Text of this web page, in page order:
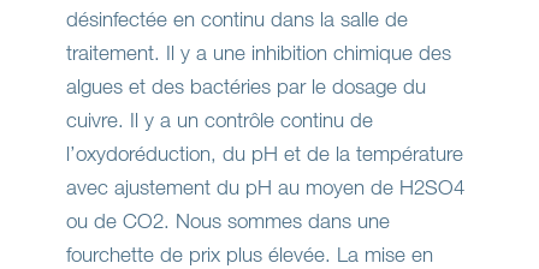
désinfectée en continu dans la salle de
traitement. Il y a une inhibition chimique des
algues et des bactéries par le dosage du
cuivre. Il y a un contrôle continu de
l’oxydoréduction, du pH et de la température
avec ajustement du pH au moyen de H2SO4
ou de CO2. Nous sommes dans une
fourchette de prix plus élevée. La mise en